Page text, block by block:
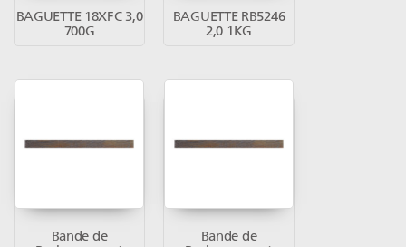
BAGUETTE 18XFC 3,0
700G
BAGUETTE RB5246
2,0 1KG
Bande de
Bande de